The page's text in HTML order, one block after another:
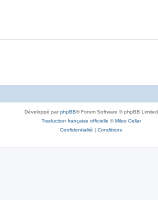
Développé parphpBB® Forum Software © phpBB Limited
Traduction française officielle ©Miles Cellar
Confidentialité | Conditions